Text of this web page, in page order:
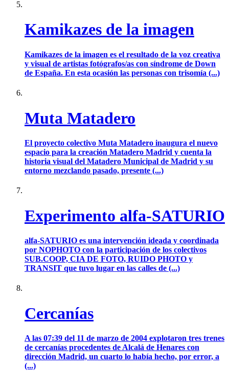
Kamikazes de la imagen
Kamikazes de la imagen es el resultado de la voz creativa
y visual de artistas fotógrafos/as con síndrome de Down
de España. En esta ocasión las personas con trisomía (...)
Muta Matadero
El proyecto colectivo Muta Matadero inaugura el nuevo
espacio para la creación Matadero Madrid y cuenta la
historia visual del Matadero Municipal de Madrid y su
entorno mezclando pasado, presente (...)
Experimento alfa-SATURIO
alfa-SATURIO es una intervención ideada y coordinada
por NOPHOTO con la participación de los colectivos
SUB.COOP, CIA DE FOTO, RUIDO PHOTO y
TRANSIT que tuvo lugar en las calles de (...)
Cercanías
A las 07:39 del 11 de marzo de 2004 explotaron tres trenes
de cercanías procedentes de Alcalá de Henares con
dirección Madrid, un cuarto lo había hecho, por error, a
(...)